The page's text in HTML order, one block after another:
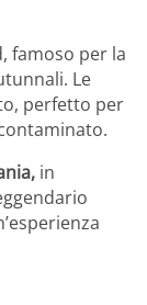
famoso per la
Le
perfetto per
in